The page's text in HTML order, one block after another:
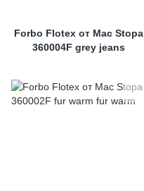
Forbo Flotex от Mac Stopa
360004F grey jeans